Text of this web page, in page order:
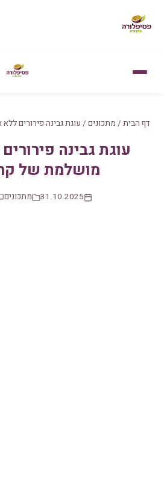
דף הבית / מתכונים / עוגת גבינה פירורים
עוגת גבינה
מושלמת של
31.10.2025 מתכונים